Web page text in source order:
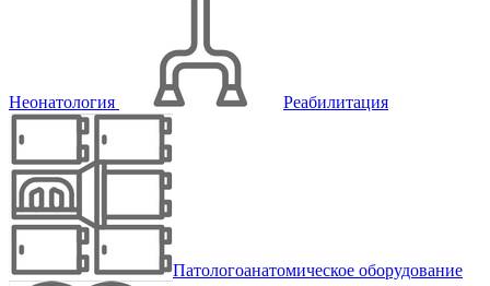
Неонатология Реабилитация
Патологоанатомическое оборудование